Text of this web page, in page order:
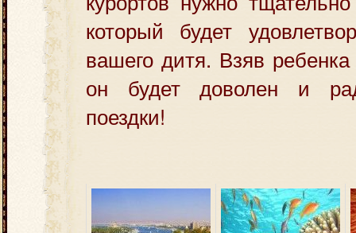
который будет
вашего дитя. Взяв
он будет доволен и
поездки!